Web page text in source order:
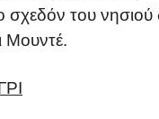
σχεδόν του νησιού
Μουντέ.